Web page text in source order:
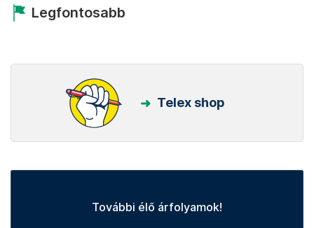
Legfontosabb
Telex shop
További élő árfolyamok!